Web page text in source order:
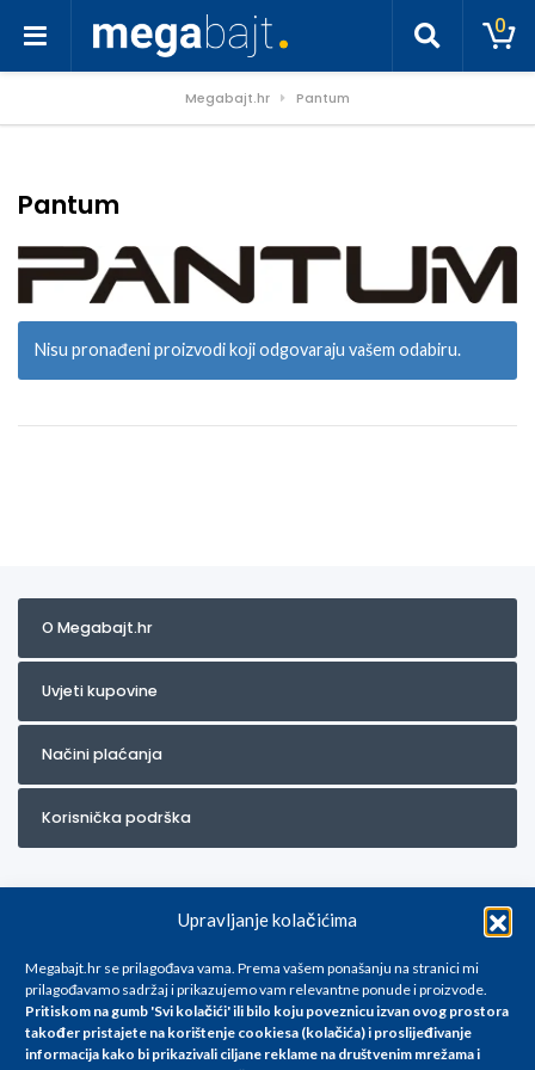
Upravljanje kolačićima
Megabajt.hr se prilagođava vama. Prema vašem ponašanju na stranici mi
prilagođavamo sadržaj i prikazujemo vam relevantne ponude i proizvode.
Pritiskom na gumb 'Svi kolačići' ili bilo koju poveznicu izvan ovog prostora
također pristajete na korištenje cookiesa (kolačića) i proslijeđivanje
informacija kako bi prikazivali ciljane reklame na društvenim mrežama i
0
Megabajt.hr Pantum
Pantum
Nisu pronađeni proizvodi koji odgovaraju vašem odabiru.
O Megabajt.hr
Uvjeti kupovine
Načini plaćanja
Korisnička podrška
Za artikle kojih trenutno nema u ponudi obratite nam se na
info@megabajt.hr. Sve cijene su informativnog karaktera i podložne su